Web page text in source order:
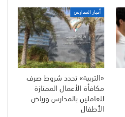
أخبار المدارس
«التربية» تحدد شروط صرف
مكافأة الأعمال الممتازة
للعاملين بالمدارس ورياض
الأطفال